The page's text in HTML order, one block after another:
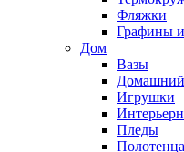
Фляжки
Графины
Дом
Вазы
Домашний
Игрушки
Пледы
Полотенца